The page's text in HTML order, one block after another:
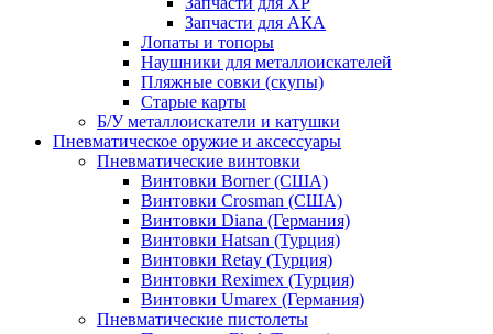
Запчасти для АКА
Лопаты и топоры
Наушники для металлоискателей
Пляжные совки (скупы)
Старые карты
Б/У металлоискатели и катушки
Пневматическое оружие и аксессуары
Пневматические винтовки
Винтовки Borner (США)
Винтовки Crosman (США)
Винтовки Diana (Германия)
Винтовки Hatsan (Турция)
Винтовки Retay (Турция)
Винтовки Reximex (Турция)
Винтовки Umarex (Германия)
Пневматические пистолеты